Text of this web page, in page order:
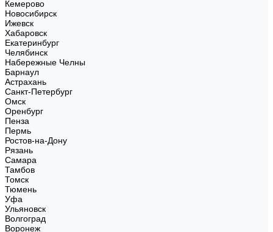
Кемерово
Новосибирск
Ижевск
Хабаровск
Екатеринбург
Челябинск
Набережные Челны
Барнаул
Астрахань
Санкт-Петербург
Омск
Оренбург
Пенза
Пермь
Ростов-на-Дону
Рязань
Самара
Тамбов
Томск
Тюмень
Уфа
Ульяновск
Волгоград
Воронеж